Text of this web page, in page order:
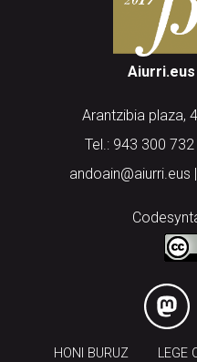
Arantzibia plaza,
Tel.: 943 300
andoain@aiurri.eus
HONI BURUZ LEGE